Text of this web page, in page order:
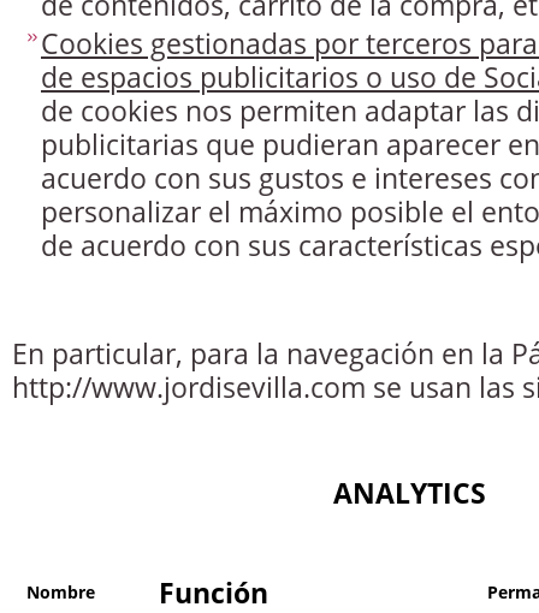
Cookies gestionadas por terceros
de espacios publicitarios o uso de
de cookies nos permiten adaptar las
publicitarias que pudieran aparecer
acuerdo con sus gustos e intereses
personalizar el máximo posible el
de acuerdo con sus características
En particular, para la navegación en la
http://www.jordisevilla.com se usan las
ANALYTICS
Nombre Función